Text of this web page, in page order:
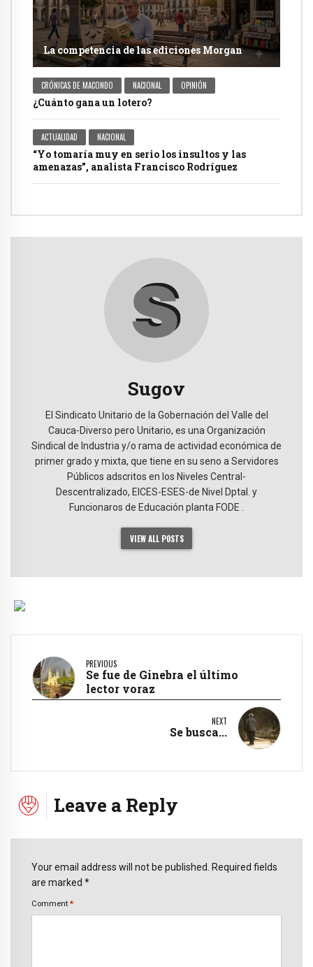
La competencia de las ediciones Morgan
CRÓNICAS DE MACONDO NACIONAL OPINIÓN
¿Cuánto gana un lotero?
ACTUALIDAD NACIONAL
“Yo tomaría muy en serio los insultos y las
amenazas”, analista Francisco Rodríguez
Sugov
El Sindicato Unitario de la Gobernación del Valle del
Cauca-Diverso pero Unitario, es una Organización
Sindical de Industria y/o rama de actividad económica de
primer grado y mixta, que tiene en su seno a Servidores
Públicos adscritos en los Niveles Central-
Descentralizado, EICES-ESES-de Nivel Dptal. y
Funcionaros de Educación planta FODE .
VIEW ALL POSTS
PREVIOUS
Se fue de Ginebra el último
lector voraz
NEXT
Se busca...
Leave a Reply
Your email address will not be published. Required fields
are marked *
Comment *